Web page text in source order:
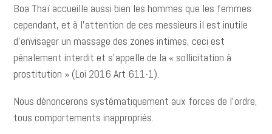
Boa Thaï accueille aussi bien les hommes que les femmes
cependant, et à l’attention de ces messieurs il est inutile
d’envisager un massage des zones intimes, ceci est
pénalement interdit et s’appelle de la « sollicitation à
prostitution » (Loi 2016 Art 611-1).
Nous dénoncerons systématiquement aux forces de l’ordre,
tous comportements inappropriés.